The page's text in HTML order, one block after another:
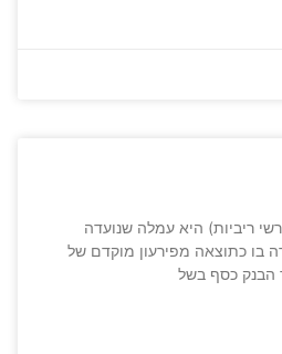
ריביות) היא עמלה שנועדה
בו כתוצאה מפירעון מוקדם של
הבנק כסף בשל